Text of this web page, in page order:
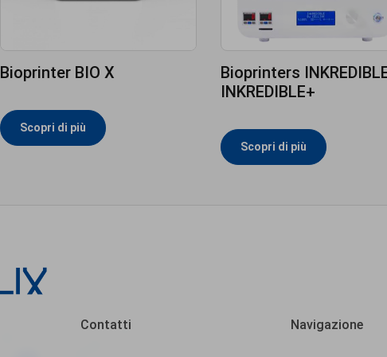
Bioprinter BIO X
Scopri di più
Bioprinters
INKREDIBLE+
Scopri di più
Contatti Navigazione